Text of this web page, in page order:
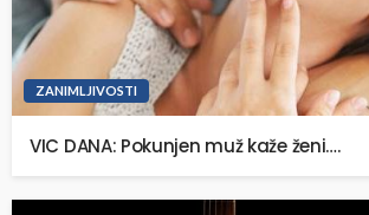
ZANIMLJIVOSTI
VIC DANA: Pokunjen muž kaže ženi….